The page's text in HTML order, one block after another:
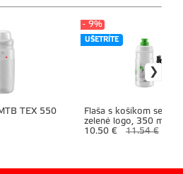
TEX 550
Flaša s košíkom set
zelené logo, 350 ml
UŠETRÍTE
- 9%
10.50 € 11.54 €